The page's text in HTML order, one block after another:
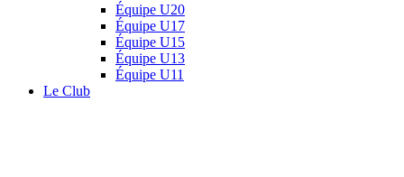
Équipe U20
Équipe U17
Équipe U15
Équipe U13
Équipe U11
Le Club